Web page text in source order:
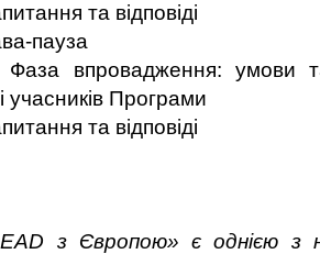
та відповіді
пауза
впровадження: умови
учасників Програми
та відповіді
з Європою» є однією з